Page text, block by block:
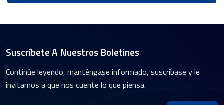
Suscríbete A Nuestros Boletines
Continúe leyendo, manténgase informado, suscríbase y le
invitamos a que nos cuente lo que piensa.